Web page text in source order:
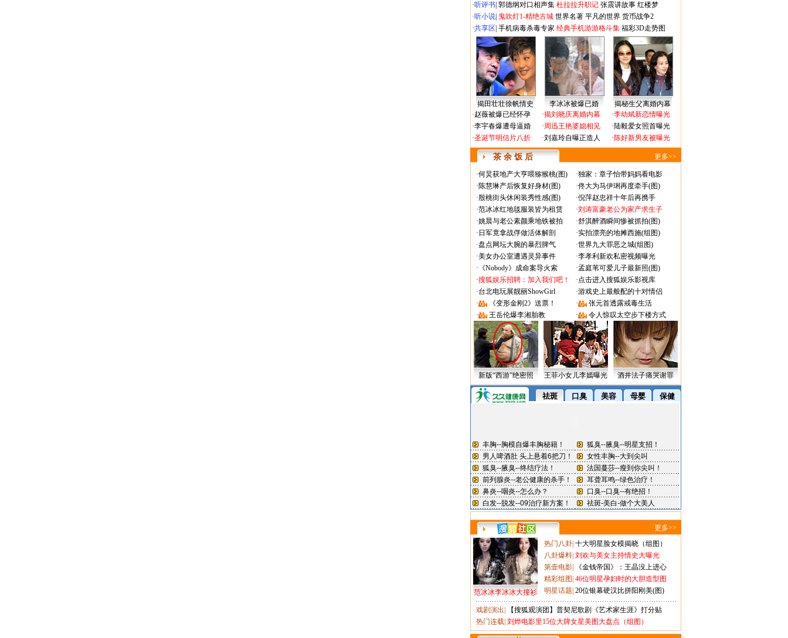
·听评书 郭德纲对口相声集 杜拉拉升职记 张震讲故事 红楼梦
·听小说 鬼吹灯1-精绝古城 世界名著 平凡的世界 货币战争2
·共享区 手机病毒杀毒专家 经典手机游游格斗集 福彩3D走势图
揭田壮壮徐帆情史 李冰冰被爆已婚
揭秘生父离婚内幕
·赵薇被爆已经怀孕
·李宇春爆遭母逼婚
·圣诞节明信片八折
·揭刘晓庆离婚内幕
·周迅王艳婆媳相见
·刘嘉玲自曝正造人
·李幼斌新恋情曝光
·陆毅爱女照首曝光
·陈好新男友被曝光
茶 余 饭 后 更多>>
·何炅获地产大亨喂猕猴桃(图) ·独家：章子怡带妈妈看电影
·陈慧琳产后恢复好身材(图) ·佟大为马伊琍再度牵手(图)
·殷桃街头休闲装秀性感(图) ·倪萍赵忠祥十年后再携手
·范冰冰红地毯服装皆为租赁 ·刘涛富豪老公为家产求生子
·姚晨与老公素颜乘地铁被拍 ·舒淇醉酒瞬间惨被抓拍(图)
· 日军竟拿战俘做活体解剖 ·实拍漂亮的地摊西施(组图)
·盘点网坛大腕的暴烈脾气 ·世界九大罪恶之城(组图)
·美女办公室遭遇灵异事件 ·李孝利新欢私密视频曝光
· 《Nobody》成命案导火索 ·孟庭苇可爱儿子最新照(图)
·搜狐娱乐招聘：加入我们吧！ ·点击进入搜狐娱乐影视库
·台北电玩展靓丽ShowGirl ·游戏史上最般配的十对情侣
·
《变形金刚2》送票！ ·
张元首透露戒毒生活
·
王岳伦爆李湘胎教 · 令人惊叹太空步下楼方式
新版“西游”绝密照 王菲小女儿李嫣曝光 酒井法子痛哭谢罪
更多>>
范冰冰李冰冰大撞衫
热门八卦 十大明星脸女模揭晓（组图）
八卦爆料 刘欢与美女主持情史大曝光
第壹电影
《金钱帝国》：王晶没上进心
精彩组图 46位明星孕妇时的大胆造型图
明星话题 20位银幕硬汉比拼阳刚美(图)
戏剧演出
【搜狐观演团】普契尼歌剧《艺术家生涯》打分贴
热门连载 刘烨电影里15位大牌女星美图大盘点（组图）